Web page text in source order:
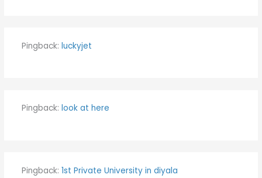
Pingback: luckyjet
Pingback: look at here
Pingback: 1st Private University in diyala